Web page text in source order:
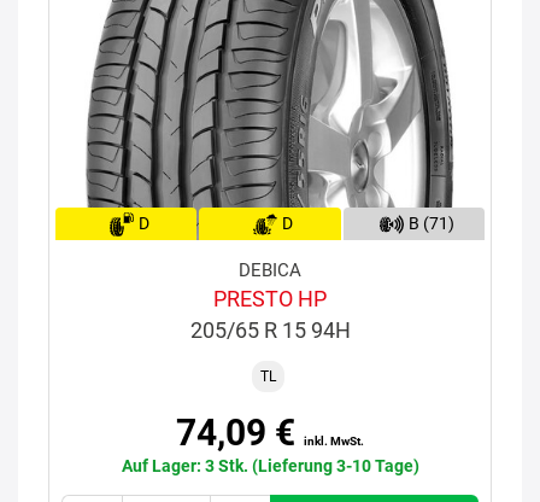
D D B (71)
DEBICA
PRESTO HP
205/65 R 15 94H
TL
74,09 € inkl. MwSt.
Auf Lager: 3 Stk. (Lieferung 3-10 Tage)